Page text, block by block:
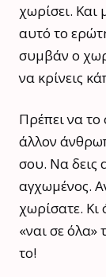
χωρίσει. Και
αυτό το
συμβάν ο
να κρίνεις
Πρέπει να το
άλλον
σου. Να δεις
αγχωμένος.
χωρίσατε. Κι
«ναι σε όλα»
το!